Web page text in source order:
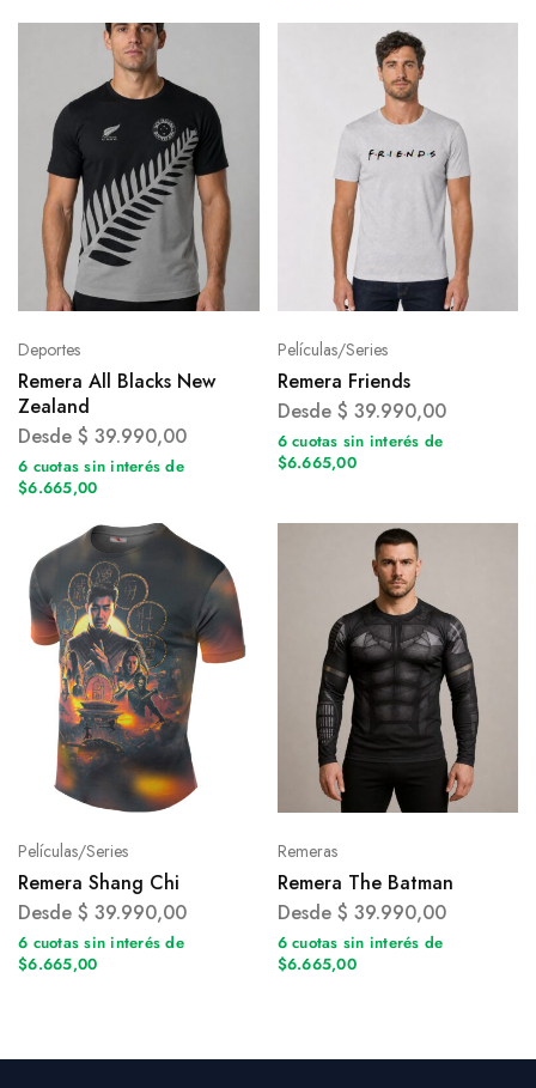
Deportes
Remera All Blacks New
Zealand
Desde $ 39.990,00
6 cuotas sin interés de
$6.665,00
Películas/Series
Remera Friends
Desde $ 39.990,00
6 cuotas sin interés de
$6.665,00
Películas/Series
Remera Shang Chi
Desde $ 39.990,00
6 cuotas sin interés de
$6.665,00
Remeras
Remera The Batman
Desde $ 39.990,00
6 cuotas sin interés de
$6.665,00